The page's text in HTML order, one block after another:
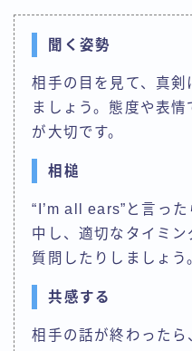
聞く姿勢
相手の目を見て、真剣
ましょう。態度や表
が大切です。
相槌
“I’m all ears”と言っ
中し、適切なタイミン
質問したりしましょう
共感する
相手の話が終わった